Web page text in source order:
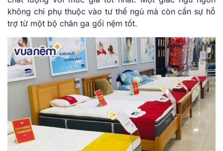
không chỉ phụ thuộc vào tư thế ngủ mà còn cần sự hỗ
trợ từ một bộ chăn ga gối nệm tốt.